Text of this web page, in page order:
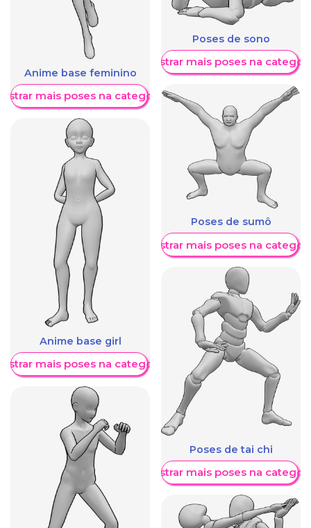
Anime base feminino
mais poses na categoria
Anime base girl
mais poses na categoria
Poses de sono
Mostrar mais poses na
Poses de sumô
Mostrar mais poses na
Poses de tai chi
Mostrar mais poses na